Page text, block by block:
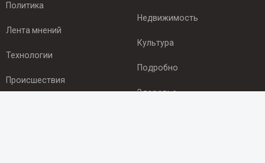
Политика
Лента мнений
Технологии
Происшествия
Недвижимость
Культура
Подробно
Здоровье